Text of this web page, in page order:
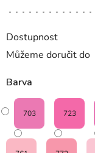
Dostupnost
Můžeme doručit do
Barva
703 723